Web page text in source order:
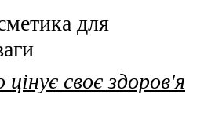
для
своє здоров'я